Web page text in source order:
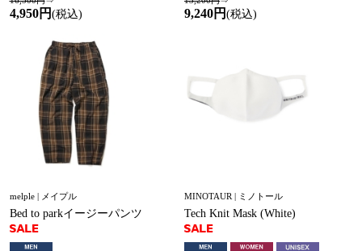
4,950円 (税込) 9,240円(税込)
melple | メイプル
Bed to parkイージーパンツ
MINOTAUR | ミノトール
Tech Knit Mask (White)